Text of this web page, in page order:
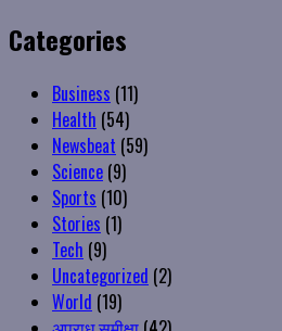
Categories
Business (11)
Health (54)
Newsbeat (59)
Science (9)
Sports (10)
Stories (1)
Tech (9)
Uncategorized (2)
World (19)